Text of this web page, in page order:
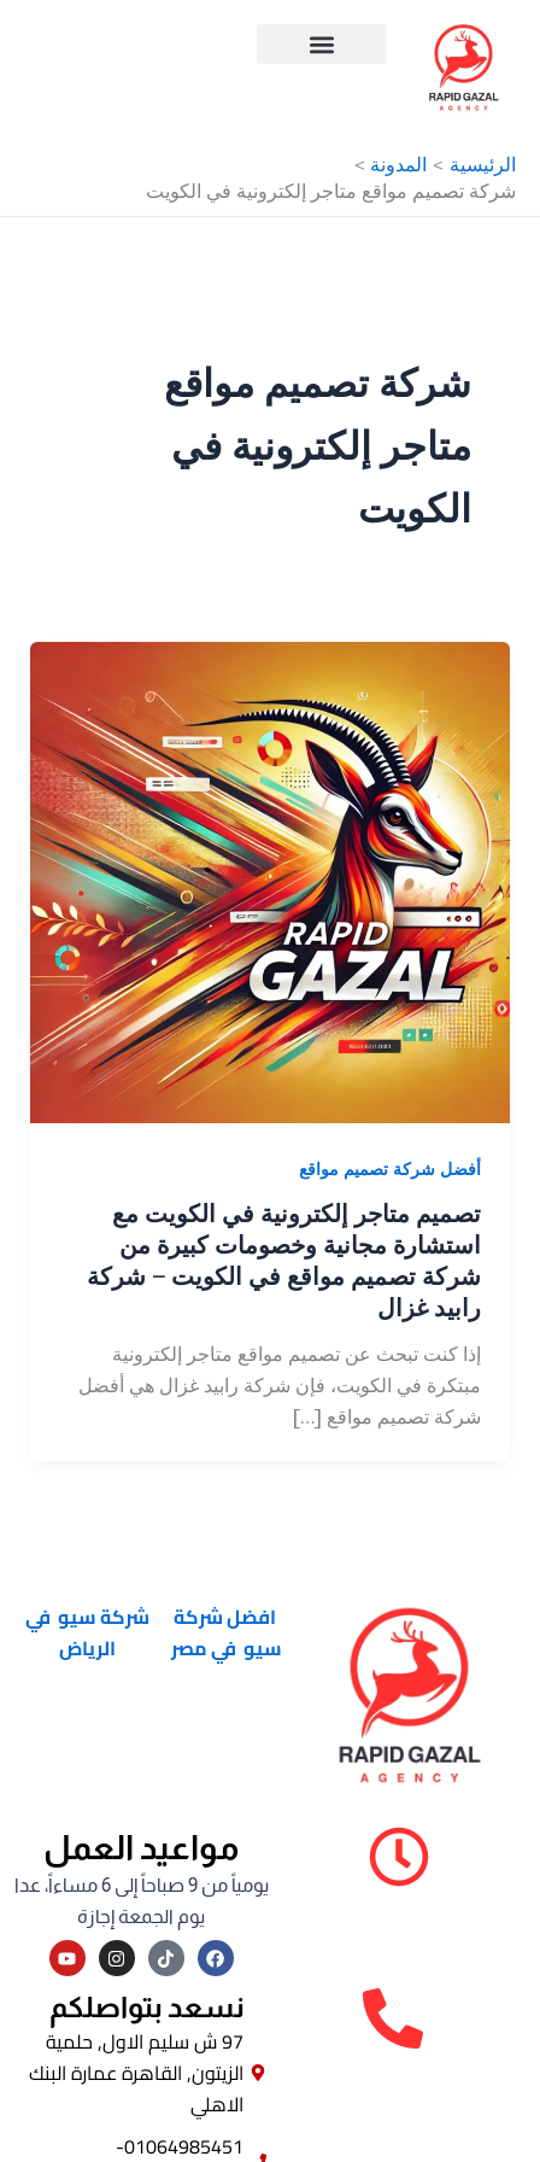
الرئيسية
المدونة
شركة تصميم مواقع متاجر إلكترونية في الكويت
شركة تصميم مواقع
متاجر إلكترونية في
الكويت
أفضل شركة تصميم مواقع
تصميم متاجر إلكترونية في الكويت مع
استشارة مجانية وخصومات كبيرة من
شركة تصميم مواقع في الكويت – شركة
رابيد غزال
إذا كنت تبحث عن تصميم مواقع متاجر إلكترونية
مبتكرة في الكويت، فإن شركة رابيد غزال هي أفضل
شركة تصميم مواقع […]
افضل شركة
سيو في مصر
شركة سيو في
الرياض
مواعيد العمل
يومياً من 9 صباحاً إلى 6 مساءاً، عدا
يوم الجمعة إجازة
F
a
c
e
b
o
o
k
I
n
s
t
a
g
r
a
Y
o
u
t
u
b
e
نسعد بتواصلكم
97 ش سليم الاول, حلمية
الزيتون, القاهرة عمارة البنك
الاهلي
01064985451-